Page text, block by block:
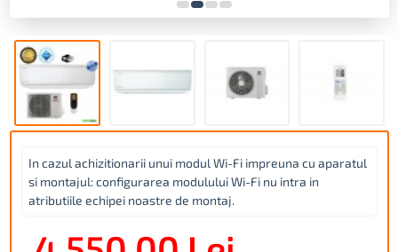
In cazul achizitionarii unui modul Wi-Fi impreuna cu aparatul
si montajul: configurarea modulului Wi-Fi nu intra in
atributiile echipei noastre de montaj.